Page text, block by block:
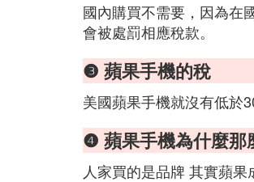
國內購買不需要，因為在
會被處罰相應稅款。
❸ 蘋果手機的稅
美國蘋果手機就沒有低於
❹ 蘋果手機為什麼那
人家買的是品牌 其實蘋